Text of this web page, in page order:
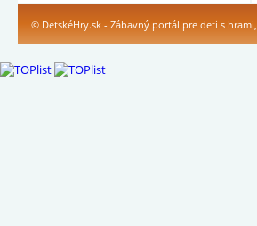
© DetskéHry.sk - Zábavný portál pre deti s hrami,